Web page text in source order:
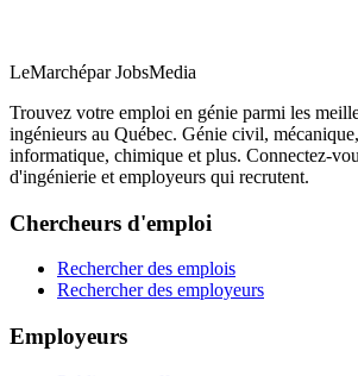
LeMarchépar JobsMedia
Trouvez votre emploi en génie parmi les
ingénieurs au Québec. Génie civil,
informatique, chimique et plus. Connectez-
d'ingénierie et employeurs qui recrutent.
Chercheurs d'emploi
Rechercher des emplois
Rechercher des employeurs
Employeurs